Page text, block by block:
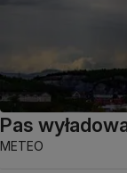
Pas
METEO